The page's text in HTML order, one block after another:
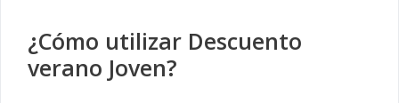
¿Cómo utilizar Descuento
verano Joven?